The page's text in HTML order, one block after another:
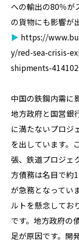
への輸出の80％が
の貨物にも影響が
▶ https://
y/red-sea-crisis-
shipments-
中国の鉄鋼内需に
地方政府と国営銀
に満たないプロジ
を出しています。
張、鉄道プロジェ
方債務は名目で約
が急務となってい
ルトを懸念してお
です。地方政府の
足が原因です。開